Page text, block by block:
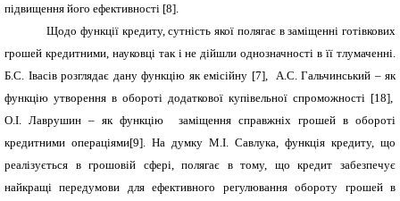
підвищення його ефективності [8].
Щодо функції кредиту, сутність якої полягає в заміщенні готівкових
грошей кредитними, науковці так і не дійшли однозначності в її тлумаченні.
Б.С. Івасів розглядає дану функцію як емісійну [7], А.С. Гальчинський – як
функцію утворення в обороті додаткової купівельної спроможності [18],
О.І. Лаврушин – як функцію заміщення справжніх грошей в обороті
кредитними операціями[9]. На думку М.І. Савлука, функція кредиту, що
реалізується в грошовій сфері, полягає в тому, що кредит забезпечує
найкращі передумови для ефективного регулювання обороту грошей в